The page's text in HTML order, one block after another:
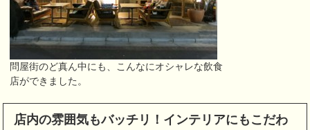
問屋街のど真ん中にも、こんなにオシャレな飲食
店ができました。
店内の雰囲気もバッチリ！インテリアにもこだわ